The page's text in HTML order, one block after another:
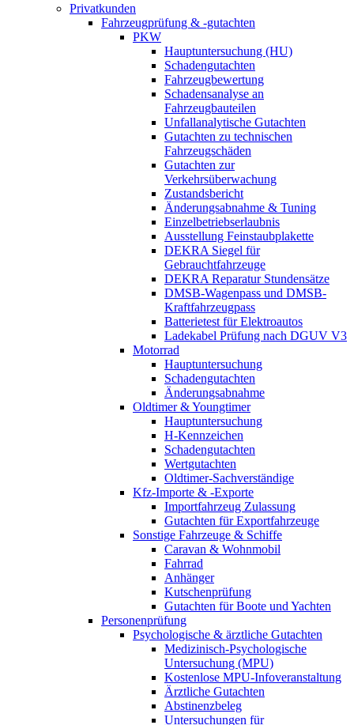
Privatkunden
Fahrzeugprüfung & -gutachten
PKW
Hauptuntersuchung (HU)
Schadengutachten
Fahrzeugbewertung
Schadensanalyse an
Fahrzeugbauteilen
Unfallanalytische Gutachten
Gutachten zu technischen
Fahrzeugschäden
Gutachten zur
Verkehrsüberwachung
Zustandsbericht
Änderungsabnahme & Tuning
Einzelbetriebserlaubnis
Ausstellung Feinstaubplakette
DEKRA Siegel für
Gebrauchtfahrzeuge
DEKRA Reparatur Stundensätze
DMSB-Wagenpass und DMSB-
Kraftfahrzeugpass
Batterietest für Elektroautos
Ladekabel Prüfung nach DGUV V3
Motorrad
Hauptuntersuchung
Schadengutachten
Änderungsabnahme
Oldtimer & Youngtimer
Hauptuntersuchung
H-Kennzeichen
Schadengutachten
Wertgutachten
Oldtimer-Sachverständige
Kfz-Importe & -Exporte
Importfahrzeug Zulassung
Gutachten für Exportfahrzeuge
Sonstige Fahrzeuge & Schiffe
Caravan & Wohnmobil
Fahrrad
Anhänger
Kutschenprüfung
Gutachten für Boote und Yachten
Personenprüfung
Psychologische & ärztliche Gutachten
Medizinisch-Psychologische
Untersuchung (MPU)
Kostenlose MPU-Infoveranstaltung
Ärztliche Gutachten
Abstinenzbeleg
Untersuchungen für